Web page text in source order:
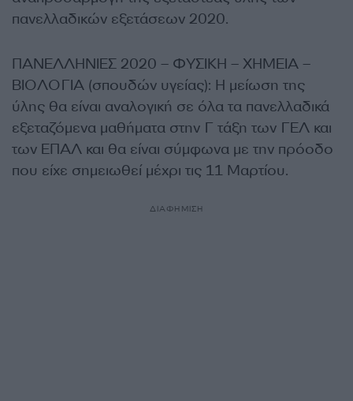
πανελλαδικών εξετάσεων 2020.
ΠΑΝΕΛΛΗΝΙΕΣ 2020 – ΦΥΣΙΚΗ – ΧΗΜΕΙΑ –
ΒΙΟΛΟΓΙΑ (σπουδών υγείας): Η μείωση της
ύλης θα είναι αναλογική σε όλα τα πανελλαδικά
εξεταζόμενα μαθήματα στην Γ τάξη των ΓΕΛ και
των ΕΠΑΛ και θα είναι σύμφωνα με την πρόοδο
που είχε σημειωθεί μέχρι τις 11 Μαρτίου.
ΔΙΑΦΗΜΙΣΗ